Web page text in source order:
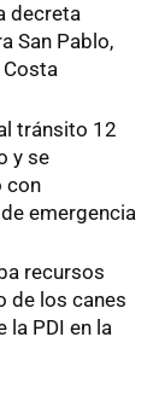
decreta
San Pablo,
Costa
tránsito 12
y se
con
emergencia
recursos
de los canes
PDI en la